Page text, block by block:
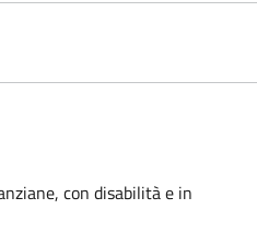
con disabilità e in